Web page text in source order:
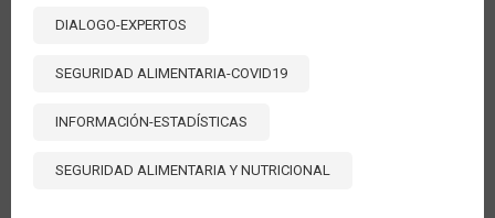
DIALOGO-EXPERTOS
SEGURIDAD ALIMENTARIA-COVID19
INFORMACIÓN-ESTADÍSTICAS
SEGURIDAD ALIMENTARIA Y NUTRICIONAL